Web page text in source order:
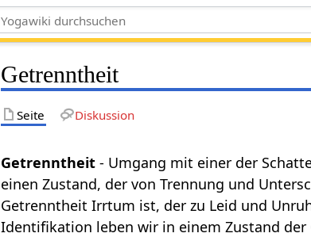
Getrenntheit
Seite Diskussion
Getrenntheit- Umgang mit einer der
einen Zustand, der von Trennung und
Getrenntheit Irrtum ist, der zu Leid und
Identifikation leben wir in einem Zustand